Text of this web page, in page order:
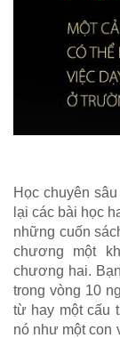
Học chuyên
lại các bài học
những cuốn
chương một
chương hai.
trong vòng 10
từ hay một cấu
nó như một con